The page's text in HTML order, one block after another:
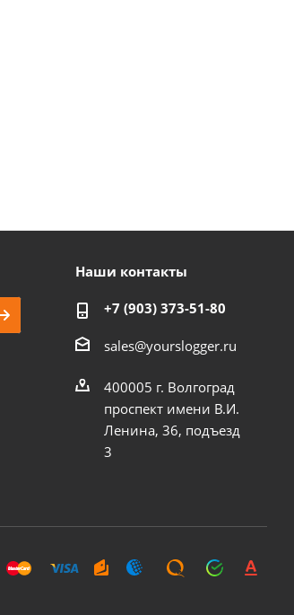
Наши контакты
+7 (903) 373-51-80
sales@yourslogger.ru
400005 г. Волгоград
проспект имени В.И.
Ленина, 36, подъезд
3